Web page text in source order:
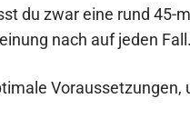
du zwar eine rund 45-
nach auf jeden Fall.